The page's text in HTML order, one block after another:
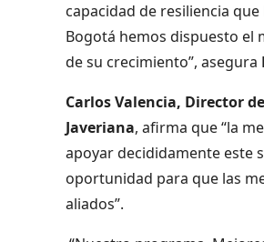
capacidad de resiliencia
Bogotá hemos dispuesto el
de su crecimiento”, asegura
Carlos Valencia, Director
Javeriana, afirma que “la
apoyar decididamente este
oportunidad para que las
aliados”.